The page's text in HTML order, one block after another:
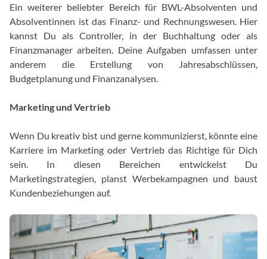
Ein weiterer beliebter Bereich für BWL-Absolventen und
Absolventinnen ist das Finanz- und Rechnungswesen. Hier
kannst Du als Controller, in der Buchhaltung oder als
Finanzmanager arbeiten. Deine Aufgaben umfassen unter
anderem die Erstellung von Jahresabschlüssen,
Budgetplanung und Finanzanalysen.
Marketing und Vertrieb
Wenn Du kreativ bist und gerne kommunizierst, könnte eine
Karriere im Marketing oder Vertrieb das Richtige für Dich
sein. In diesen Bereichen entwickelst Du
Marketingstrategien, planst Werbekampagnen und baust
Kundenbeziehungen auf.